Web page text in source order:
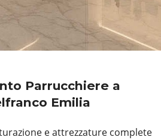
Parrucchiere a
Emilia
e attrezzature complete